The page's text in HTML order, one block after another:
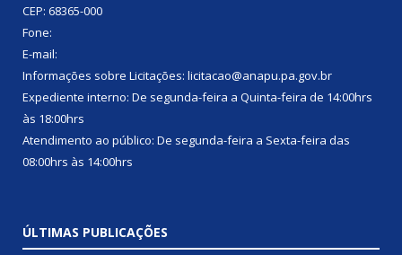
CEP: 68365-000
Fone:
E-mail:
Informações sobre Licitações: licitacao@anapu.pa.gov.br
Expediente interno: De segunda-feira a Quinta-feira de 14:00hrs
às 18:00hrs
Atendimento ao público: De segunda-feira a Sexta-feira das
08:00hrs às 14:00hrs
ÚLTIMAS PUBLICAÇÕES